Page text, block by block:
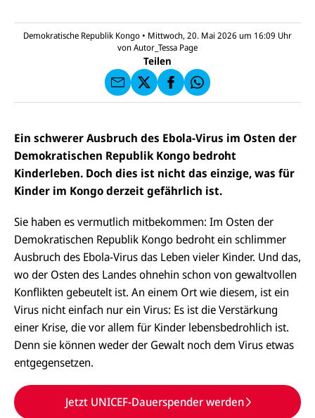
Demokratische Republik Kongo • Mittwoch, 20. Mai 2026 um 16:09 Uhr
vonAutor_Tessa Page
Teilen
l
a
n
U
I
C
E
e
n
d
e
n
U
N
I
C
E
F
a
X
C
E
F
a
u
f
F
a
b
o
k
N
IC
E
F
uf
W
h
a
p
p
Ein schwerer Ausbruch des Ebola-Virus im Osten der
Demokratischen Republik Kongo bedroht
Kinderleben. Doch dies ist nicht das einzige, was für
Kinder im Kongo derzeit gefährlich ist.
Sie haben es vermutlich mitbekommen: Im Osten der
Demokratischen Republik Kongo bedroht ein schlimmer
Ausbruch des Ebola-Virus das Leben vieler Kinder. Und das,
wo der Osten des Landes ohnehin schon von gewaltvollen
Konflikten gebeutelt ist. An einem Ort wie diesem, ist ein
Virus nicht einfach nur ein Virus: Es ist die Verstärkung
einer Krise, die vor allem für Kinder lebensbedrohlich ist.
Denn sie können weder der Gewalt noch dem Virus etwas
entgegensetzen.
Jetzt UNICEF-Dauerspender werden